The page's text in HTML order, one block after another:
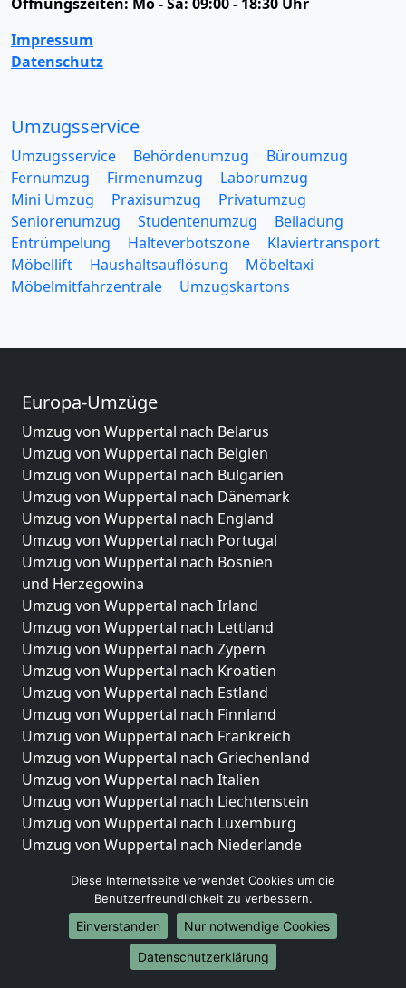
Impressum
Datenschutz
Umzugsservice
Umzugsservice Behördenumzug
Büroumzug
Fernumzug
Firmenumzug
Laborumzug
Mini Umzug
Praxisumzug
Privatumzug
Seniorenumzug
Studentenumzug
Beiladung
Entrümpelung
Halteverbotszone
Klaviertransport
Möbellift
Haushaltsauflösung
Möbeltaxi
Möbelmitfahrzentrale
Umzugskartons
Europa-Umzüge
Umzug von Wuppertal nach Belarus
Umzug von Wuppertal nach Belgien
Umzug von Wuppertal nach Bulgarien
Umzug von Wuppertal nach Dänemark
Umzug von Wuppertal nach England
Umzug von Wuppertal nach Portugal
Umzug von Wuppertal nach Bosnien
und Herzegowina
Umzug von Wuppertal nach Irland
Umzug von Wuppertal nach Lettland
Umzug von Wuppertal nach Zypern
Umzug von Wuppertal nach Kroatien
Umzug von Wuppertal nach Estland
Umzug von Wuppertal nach Finnland
Umzug von Wuppertal nach Frankreich
Umzug von Wuppertal nach Griechenland
Umzug von Wuppertal nach Italien
Umzug von Wuppertal nach Liechtenstein
Umzug von Wuppertal nach Luxemburg
Umzug von Wuppertal nach Niederlande
Umzüge-Deutschlandweit
Umzug von Wuppertal nach Berlin
Umzug von Wuppertal nach Hamburg
Umzug von Wuppertal nach München
Diese Internetseite verwendet Cookies um die
Benutzerfreundlichkeit zu verbessern.
Einverstanden
Nur notwendige Cookies
Datenschutzerklärung